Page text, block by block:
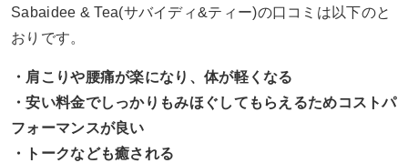
Sabaidee & Tea(サバイディ&ティー)の口コミは以下のと
おりです。
・肩こりや腰痛が楽になり、体が軽くなる
・安い料金でしっかりもみほぐしてもらえるためコストパ
フォーマンスが良い
・トークなども癒される